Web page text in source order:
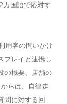
カ国語で応対す
用客の問いかけ
プレイと連携し
の概要、店舗の
らは、自律走
問に対する回